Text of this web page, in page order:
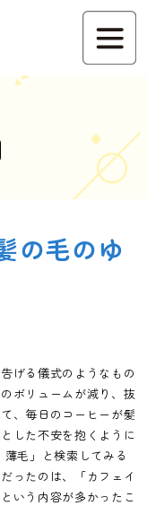
の毛のゆ
げる儀式のようなもの
ボリュームが減り、抜
、毎日のコーヒーが髪
した不安を抱くように
毛」と検索してみる
ったのは、「カフェイ
いう内容が多かったこ